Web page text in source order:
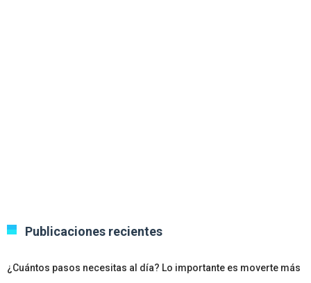
Publicaciones recientes
¿Cuántos pasos necesitas al día? Lo importante es moverte más